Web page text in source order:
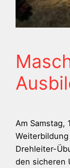
Am Samstag,
Drehleiter-
den sicheren